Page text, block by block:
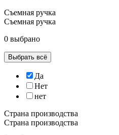
Съемная ручка
Съемная ручка
0 выбрано
Выбрать всё
Да
Нет
нет
Страна производства
Страна производства